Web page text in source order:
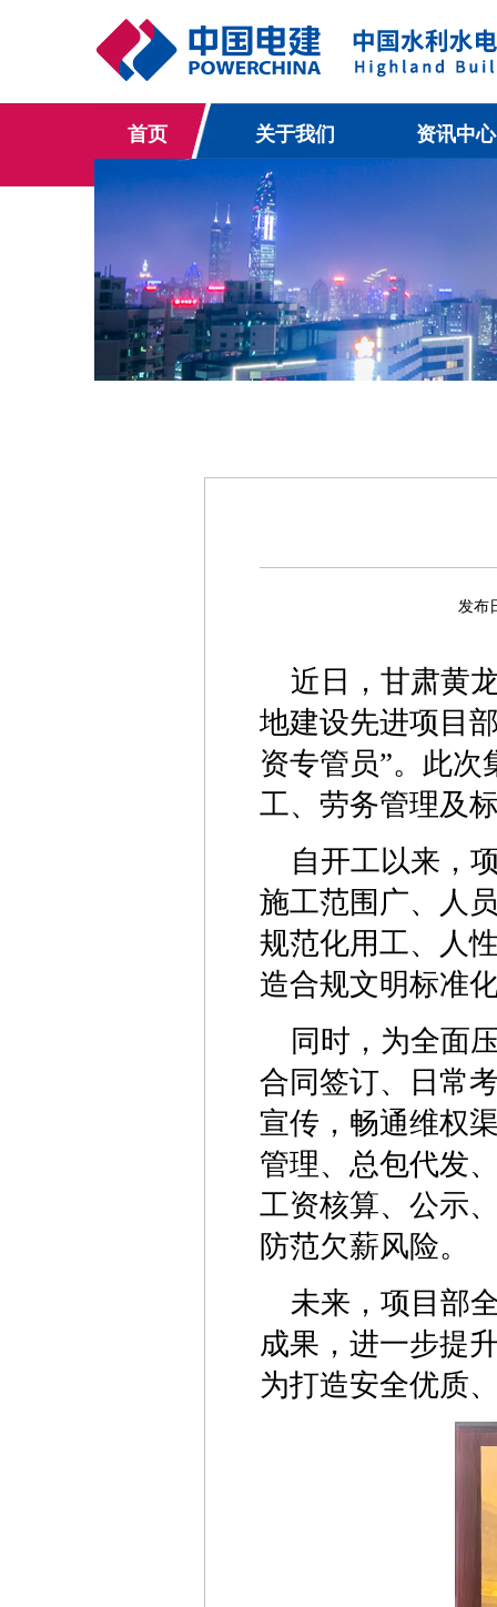
首页 关于我们 资讯中心
发布
近日，甘肃黄
地建设先进项目
资专管员”。此
工、劳务管理及
自开工以来，
施工范围广、人
规范化用工、人
造合规文明标准
同时，为全面
合同签订、日常
宣传，畅通维权
管理、总包代发
工资核算、公示
防范欠薪风险。
未来，项目部
成果，进一步提
为打造安全优质